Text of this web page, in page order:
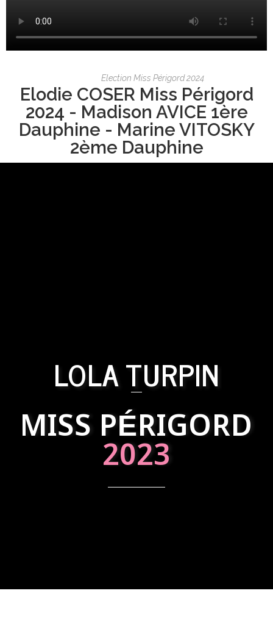
Election Miss Périgord 2024
Elodie COSER Miss Périgord
2024 - Madison AVICE 1ère
Dauphine - Marine VITOSKY
2ème Dauphine
LOLA TURPIN
MISS PÉRIGORD
2023